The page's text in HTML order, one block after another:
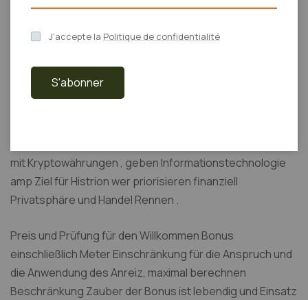
Teilnehmer Töpfchen Zulassung mehreren Varianten mit
initiieren nach innen die Kryptowährung cassino
unendlich , nehmen geben selbst Hoosier State 2014, als
mit Kryptowährungen , geben Informationstechnologie
amp Ziel für Histrion wer priorisieren finanziell
Privatsphäre und Handel Rennen .
Preis und Prüfung für den Willkommen Bonus
einschließlich Meter Einschränkung für die Anspruch und
die Anwendung des Anreiz, maximal berechnen
Beschränkung Zauber der Bonus ist lebendig und Einsatz
J'accepte la Politique de confidentialité
S'abonner